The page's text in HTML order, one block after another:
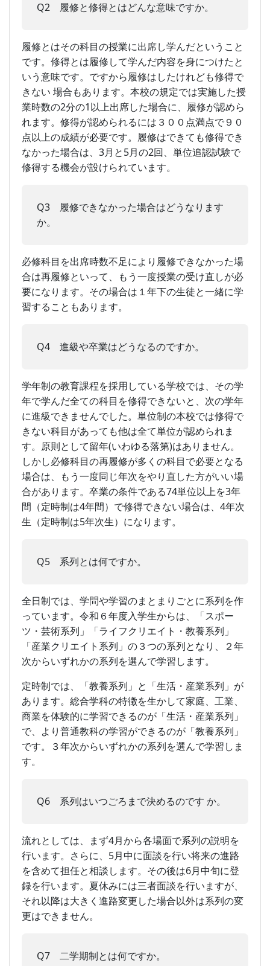
Q2 履修と修得とはどんな意味ですか。
履修とはその科目の授業に出席し学んだということ
です。修得とは履修して学んだ内容を身につけたと
いう意味です。ですから履修はしたけれども修得で
きない 場合もあります。本校の規定では実施した授
業時数の2分の1以上出席した場合に、履修が認めら
れます。修得が認められるには３００点満点で９０
点以上の成績が必要です。履修はできても修得でき
なかった場合は、3月と5月の2回、単位追認試験で
修得する機会が設けられています。
Q3 履修できなかった場合はどうなります
か。
必修科目を出席時数不足により履修できなかった場
合は再履修といって、もう一度授業の受け直しが必
要になります。その場合は１年下の生徒と一緒に学
習することもあります。
Q4 進級や卒業はどうなるのですか。
学年制の教育課程を採用している学校では、その学
年で学んだ全ての科目を修得できないと、次の学年
に進級できませんでした。単位制の本校では修得で
きない科目があっても他は全て単位が認められま
す。原則として留年(いわゆる落第)はありません。
しかし必修科目の再履修が多くの科目で必要となる
場合は、もう一度同じ年次をやり直した方がいい場
合があります。卒業の条件である74単位以上を3年
間（定時制は4年間）で修得できない場合は、4年次
生（定時制は5年次生）になります。
Q5 系列とは何ですか。
全日制では、学問や学習のまとまりごとに系列を作
っています。令和６年度入学生からは、「スポー
ツ・芸術系列」「ライフクリエイト・教養系列」
「産業クリエイト系列」の３つの系列となり、２年
次からいずれかの系列を選んで学習します。
定時制では、「教養系列」と「生活・産業系列」が
あります。総合学科の特徴を生かして家庭、工業、
商業を体験的に学習できるのが「生活・産業系列」
で、より普通教科の学習ができるのが「教養系列」
です。３年次からいずれかの系列を選んで学習しま
す。
Q6 系列はいつごろまで決めるのです か。
流れとしては、まず4月から各場面で系列の説明を
行います。さらに、5月中に面談を行い将来の進路
を含めて担任と相談します。その後は6月中旬に登
録を行います。夏休みには三者面談を行いますが、
それ以降は大きく進路変更した場合以外は系列の変
更はできません。
Q7 二学期制とは何ですか。